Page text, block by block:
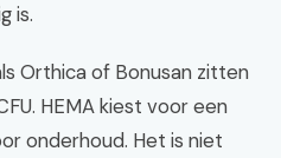
is.
Orthica of Bonusan zitten
HEMA kiest voor een
onderhoud. Het is niet